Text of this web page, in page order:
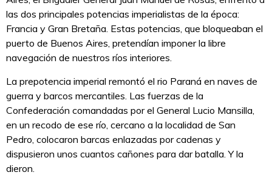
las dos principales potencias imperialistas de la época:
Francia y Gran Bretaña. Estas potencias, que bloqueaban el
puerto de Buenos Aires, pretendían imponer la libre
navegación de nuestros ríos interiores.
La prepotencia imperial remontó el rio Paraná en naves de
guerra y barcos mercantiles. Las fuerzas de la
Confederación comandadas por el General Lucio Mansilla,
en un recodo de ese río, cercano a la localidad de San
Pedro, colocaron barcas enlazadas por cadenas y
dispusieron unos cuantos cañones para dar batalla. Y la
dieron.